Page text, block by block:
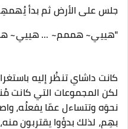
جلس على الأرض ثم بدأ
"هييي~ هممم~ ... هييي~
كانت داشاي تنظُر إليه
لكن المجموعات التي كانت
نحوَه وتتساءل عمّا يفعلُه،
بهِم، لذلك بدؤوا يقترِبون